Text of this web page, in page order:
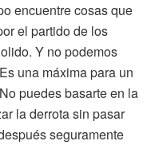
encuentre cosas que
el partido de los
Y no podemos
una máxima para un
puedes basarte en la
la derrota sin pasar
seguramente